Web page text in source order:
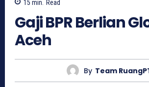
15 min. Read
Gaji BPR Berlian
Aceh
By Team